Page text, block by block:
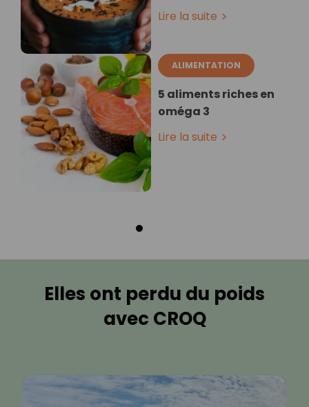
Lire la suite
ALIMENTATION
5 aliments riches en
oméga 3
Lire la suite
Elles ont perdu du poids
avec CROQ